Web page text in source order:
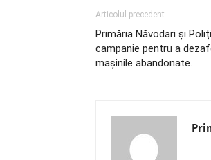
Articolul precedent
Primăria Năvodari și
campanie pentru a
mașinile abandonate.